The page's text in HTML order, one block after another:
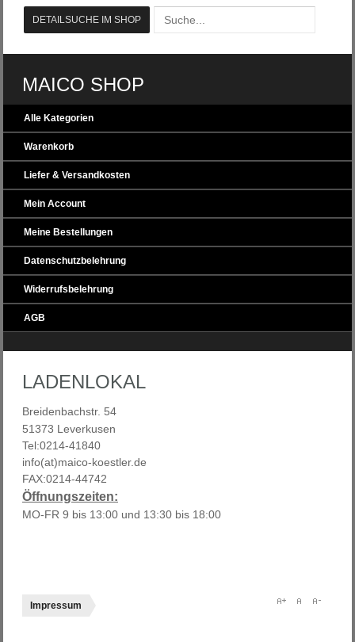
MAICO SHOP
Alle Kategorien
Warenkorb
Liefer & Versandkosten
Mein Account
Meine Bestellungen
Datenschutzbelehrung
Widerrufsbelehrung
AGB
LADENLOKAL
Breidenbachstr. 54
51373 Leverkusen
Tel:0214-41840
info(at)maico-koestler.de
FAX:0214-44742
Öffnungszeiten:
MO-FR 9 bis 13:00 und 13:30 bis 18:00
Impressum